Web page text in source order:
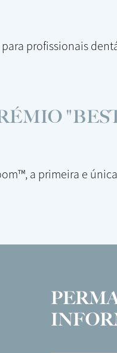
profissionais
a primeira e